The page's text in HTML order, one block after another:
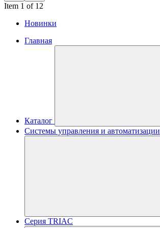
Item 1 of 12
Новинки
Главная
Каталог
Системы управления и автоматизации
Серия TRIAC